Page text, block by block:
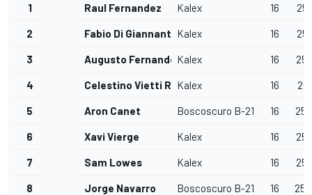
1 Raul Fernandez Kalex 16
2 Fabio Di Giannantonio
Kalex 16
3 Augusto FernandezKalex 16
4 Celestino Vietti Ramus
Kalex 16
5 Aron Canet Boscoscuro B-21 16
6 Xavi Vierge Kalex 16
7 Sam Lowes Kalex 16
8 Jorge Navarro Boscoscuro B-21 16